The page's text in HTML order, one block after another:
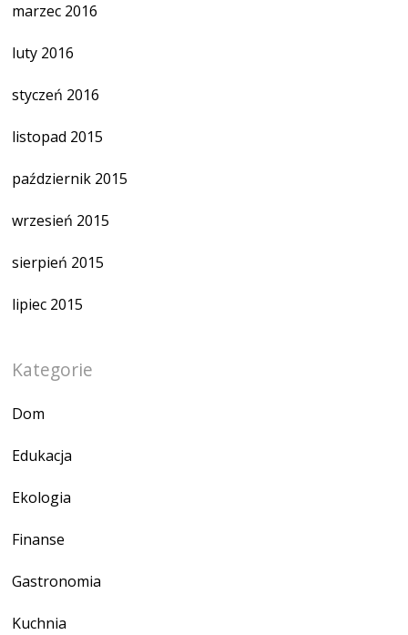
marzec 2016
luty 2016
styczeń 2016
listopad 2015
październik 2015
wrzesień 2015
sierpień 2015
lipiec 2015
Kategorie
Dom
Edukacja
Ekologia
Finanse
Gastronomia
Kuchnia